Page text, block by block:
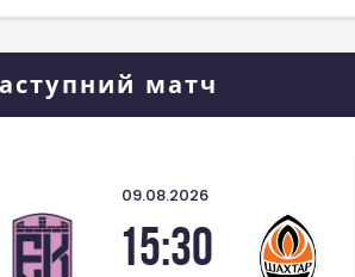
матч
09.08.2026
15:30